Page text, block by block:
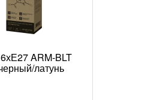
ARM-BLT
латунь